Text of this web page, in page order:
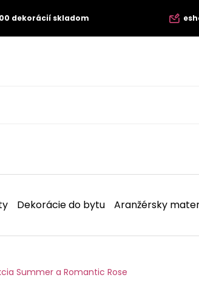
dekorácií skladom
Dekorácie do bytu Aranžérsky
Summer a Romantic Rose